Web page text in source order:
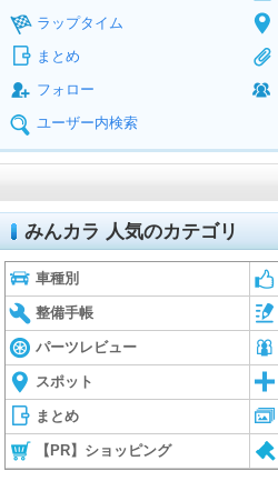
ラップタイム
まとめ
フォロー
ユーザー内検索
みんカラ 人気のカテゴリ
車種別
整備手帳
パーツレビュー
スポット
まとめ
【PR】ショッピング